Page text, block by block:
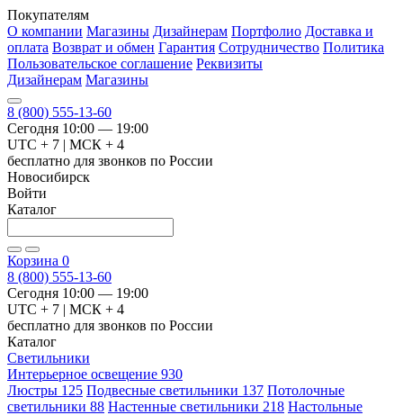
Покупателям
О компании Магазины Дизайнерам Портфолио Доставка и
оплата Возврат и обмен Гарантия Сотрудничество Политика
Пользовательское соглашение Реквизиты
Дизайнерам Магазины
8 (800) 555-13-60
Сегодня 10:00 — 19:00
UTC + 7 | МСК + 4
бесплатно для звонков по России
Новосибирск
Войти
Каталог
Корзина 0
8 (800) 555-13-60
Сегодня 10:00 — 19:00
UTC + 7 | МСК + 4
бесплатно для звонков по России
Каталог
Светильники
Интерьерное освещение 930
Люстры 125 Подвесные светильники 137 Потолочные
светильники 88 Настенные светильники 218 Настольные